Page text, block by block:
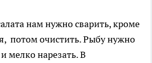
нам нужно сварить, кроме
потом очистить. Рыбу нужно
мелко нарезать. В